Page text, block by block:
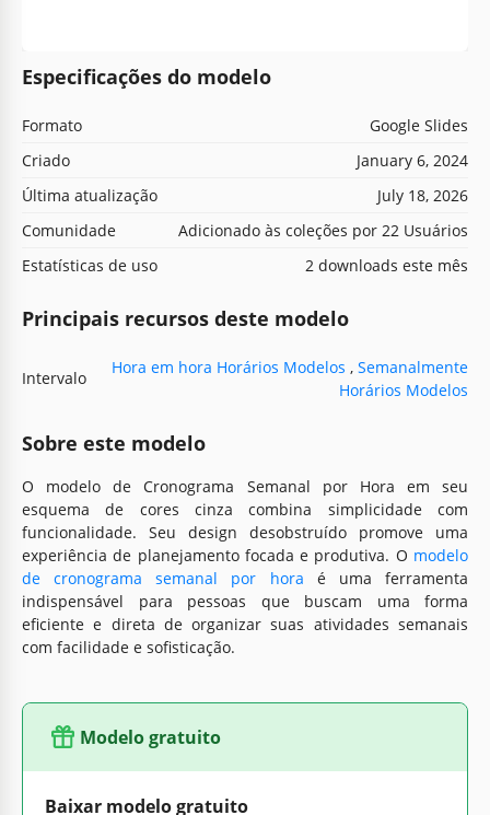
Especificações do modelo
Formato
Google Slides
Criado
January 6, 2024
Última atualização
July 18, 2026
Comunidade
Adicionado às coleções por 22 Usuários
Estatísticas de uso
2 downloads este mês
Principais recursos deste modelo
Intervalo
Hora em hora Horários Modelos , Semanalmente
Horários Modelos
Sobre este modelo
O modelo de Cronograma Semanal por Hora em seu
esquema de cores cinza combina simplicidade com
funcionalidade. Seu design desobstruído promove uma
experiência de planejamento focada e produtiva. O modelo
de cronograma semanal por hora é uma ferramenta
indispensável para pessoas que buscam uma forma
eficiente e direta de organizar suas atividades semanais
com facilidade e sofisticação.
Modelo gratuito
Baixar modelo gratuito